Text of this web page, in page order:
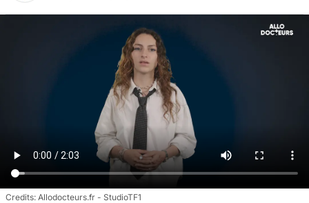
Allodocteurs.fr - StudioTF1